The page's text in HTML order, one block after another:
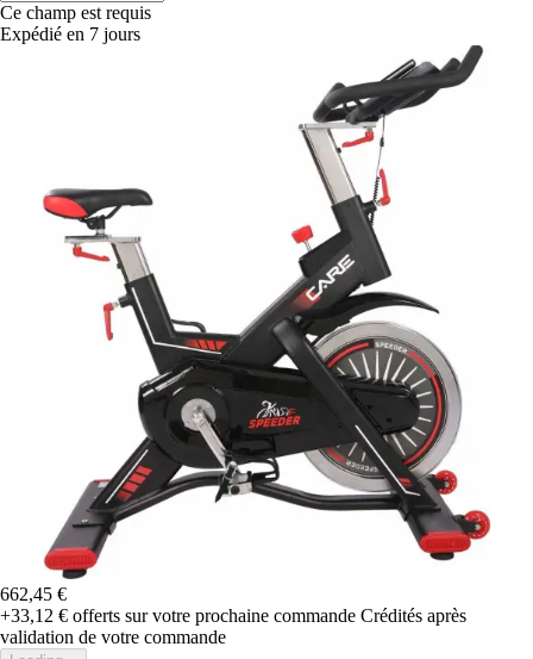
Ce champ est requis
Expédié en 7 jours
662,45 €
+33,12 € offerts sur votre prochaine commande Crédités après
validation de votre commande